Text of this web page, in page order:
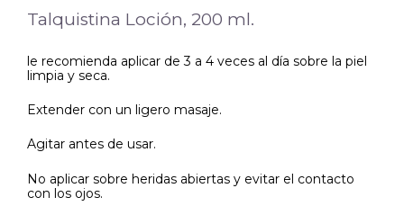
Talquistina Loción, 200 ml.
le recomienda aplicar de 3 a 4 veces al día sobre la piel
limpia y seca.
Extender con un ligero masaje.
Agitar antes de usar.
No aplicar sobre heridas abiertas y evitar el contacto
con los ojos.